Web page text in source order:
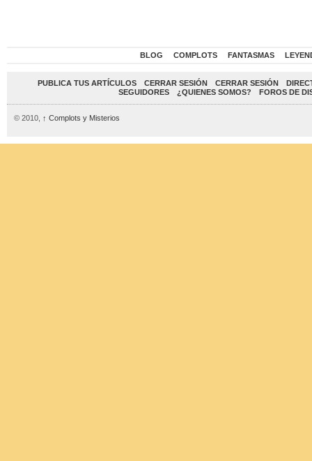
BLOG COMPLOTS FANTASMAS
PUBLICA TUS ARTÍCULOS CERRAR SESIÓN CERRAR SESIÓN
SEGUIDORES
¿QUIENES SOMOS? FOROS DE
© 2010, ↑ Complots y Misterios